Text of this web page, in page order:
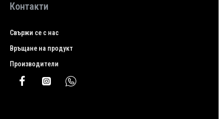
Контакти
Свържи се с нас
Връщане на продукт
Производители